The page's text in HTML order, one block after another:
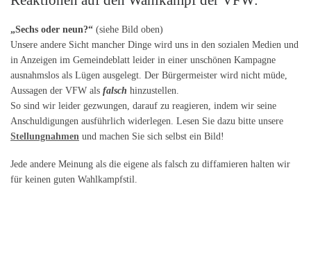
„Sechs oder neun?“ (siehe Bild oben)
Unsere andere Sicht mancher Dinge wird uns in den sozialen Medien und
in Anzeigen im Gemeindeblatt leider in einer unschönen Kampagne
ausnahmslos als Lügen ausgelegt. Der Bürgermeister wird nicht müde,
Aussagen der VFW als falsch hinzustellen.
So sind wir leider gezwungen, darauf zu reagieren, indem wir seine
Anschuldigungen ausführlich widerlegen. Lesen Sie dazu bitte unsere
Stellungnahmen und machen Sie sich selbst ein Bild!
Jede andere Meinung als die eigene als falsch zu diffamieren halten wir
für keinen guten Wahlkampfstil.